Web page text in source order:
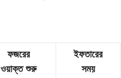
ফজরের
ওয়াক্ত শুরু
ইফতারের
সময়